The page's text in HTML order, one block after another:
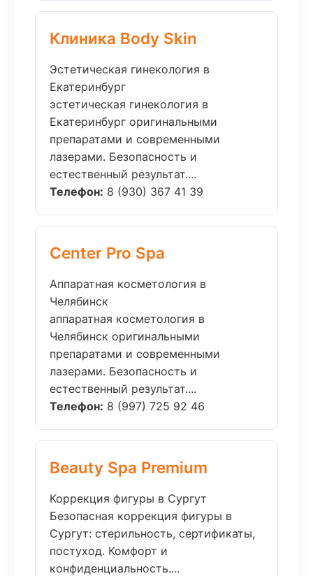
Клиника Body Skin
Эстетическая гинекология в
Екатеринбург
эстетическая гинекология в
Екатеринбург оригинальными
препаратами и современными
лазерами. Безопасность и
естественный результат....
Телефон: 8 (930) 367 41 39
Center Pro Spa
Аппаратная косметология в
Челябинск
аппаратная косметология в
Челябинск оригинальными
препаратами и современными
лазерами. Безопасность и
естественный результат....
Телефон: 8 (997) 725 92 46
Beauty Spa Premium
Коррекция фигуры в Сургут
Безопасная коррекция фигуры в
Сургут: стерильность, сертификаты,
постуход. Комфорт и
конфиденциальность....